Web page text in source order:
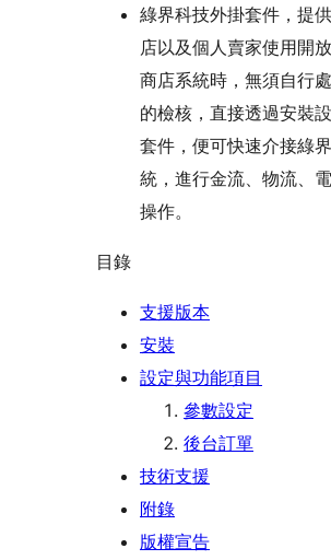
綠界科技外掛套件，提
店以及個人賣家使用開
商店系統時，無須自行
的檢核，直接透過安裝
套件，便可快速介接綠
統，進行金流、物流、
操作。
目錄
支援版本
安裝
設定與功能項目
參數設定
後台訂單
技術支援
附錄
版權宣告